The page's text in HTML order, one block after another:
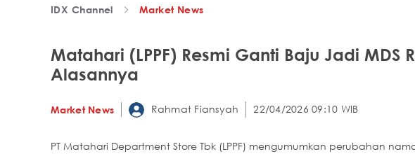
IDX Channel Market News
Matahari (LPPF) Resmi Ganti Baju Jadi MDS
Alasannya
Market News Rahmat Fiansyah 22/04/2026 09:10 WIB
PT Matahari Department Store Tbk (LPPF) mengumumkan perubahan